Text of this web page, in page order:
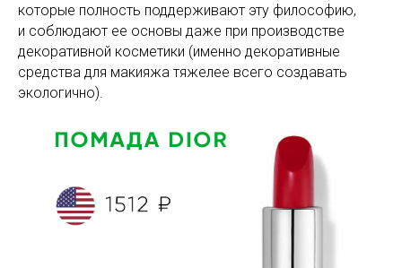
которые полность поддерживают эту философию,
и соблюдают ее основы даже при производстве
декоративной косметики (именно декоративные
средства для макияжа тяжелее всего создавать
экологично).